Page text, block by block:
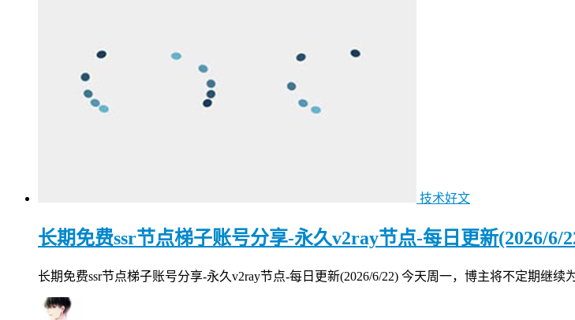
技术好文
长期免费ssr节点梯子账号分享-永久v2ray节点-每日更新(2026/6/
长期免费ssr节点梯子账号分享-永久v2ray节点-每日更新(2026/6/22) 今天周一，博主将不定期继